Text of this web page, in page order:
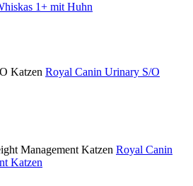
1+ mit Huhn
Royal Canin Urinary S/O
Royal Canin
Katzen